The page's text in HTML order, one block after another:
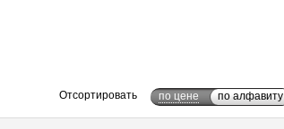
Отсортировать по цене по алфавиту